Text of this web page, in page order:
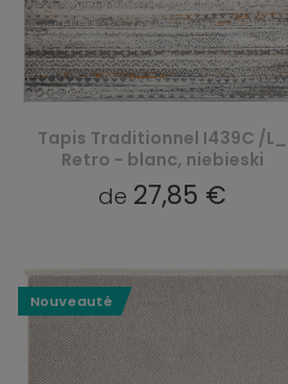
Tapis Traditionnel I439C /L_
Retro - blanc, niebieski
de 27,85 €
Nouveauté